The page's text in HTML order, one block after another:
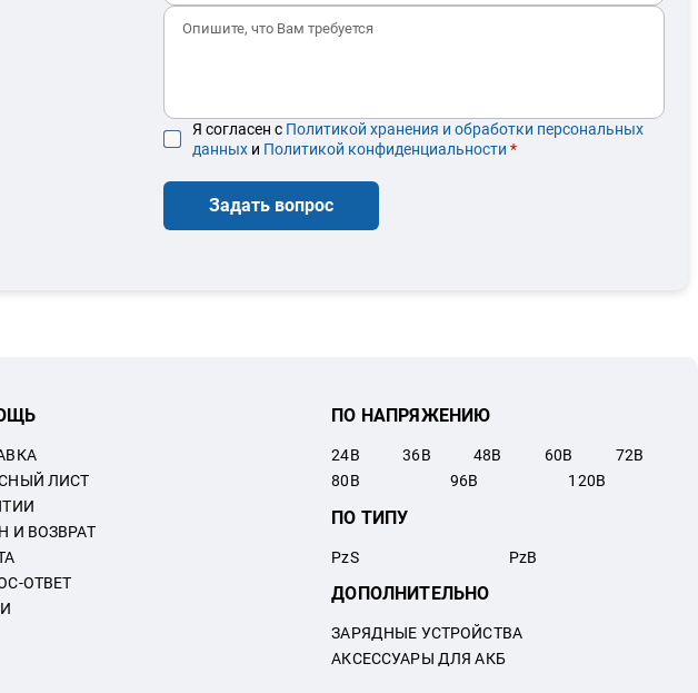
Я согласен с Политикой хранения и обработки персональных
данных и Политикой конфиденциальности *
Задать вопрос
ЛИСТ
И ВОЗВРАТ
ОТВЕТ
ПО НАПРЯЖЕНИЮ
24В 36В 48В 60В 72В
80В 96В 120В
ПО ТИПУ
PzS PzB
ДОПОЛНИТЕЛЬНО
ЗАРЯДНЫЕ УСТРОЙСТВА
АКСЕССУАРЫ ДЛЯ АКБ